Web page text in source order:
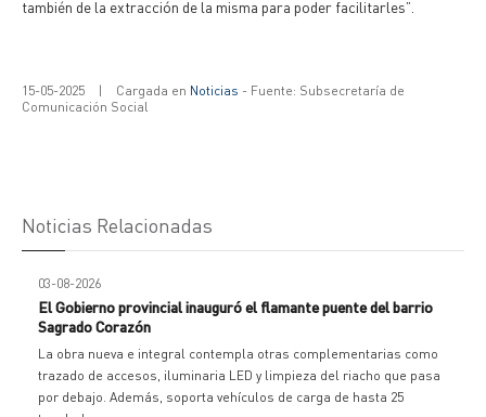
también de la extracción de la misma para poder facilitarles”.
15-05-2025 | Cargada en Noticias - Fuente: Subsecretaría de
Comunicación Social
Noticias Relacionadas
03-08-2026
El Gobierno provincial inauguró el flamante puente del barrio
Sagrado Corazón
La obra nueva e integral contempla otras complementarias como
trazado de accesos, iluminaria LED y limpieza del riacho que pasa
por debajo. Además, soporta vehículos de carga de hasta 25